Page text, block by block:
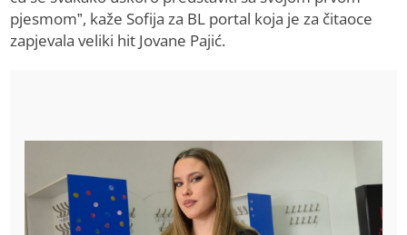
pjesmom”, kaže Sofija za BL portal koja je za čitaoce
zapjevala veliki hit Jovane Pajić.